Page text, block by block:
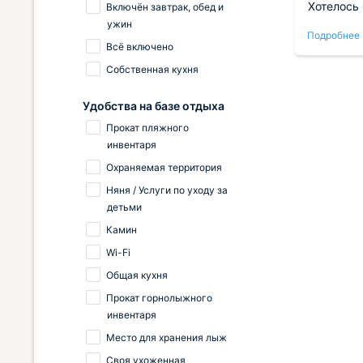
выглядит привлекательно,
подъехать легко благодаря
развитым коммуникациям, не
возникло трудностей с
ориентацией. Спокойствие
современным уровнем комфорта,
ощущаешь себя комфортно, как
дома. Обещаю вернуться сюда
следующей весной или летом,
потому что эта форма отдыха
пришлась семье по душе, жаль,
что путешествие прошло столь
стремительно.
Хотелось
домик
чисто,
Подробнее
Включён завтрак, обед и
ужин
Всё включено
Собственная кухня
Удобства на базе отдыха
Прокат пляжного
инвентаря
Охраняемая территория
Няня / Услуги по уходу за
детьми
Камин
Wi-Fi
Общая кухня
Прокат горнолыжного
инвентаря
Место для хранения лыж
Своя ухоженная